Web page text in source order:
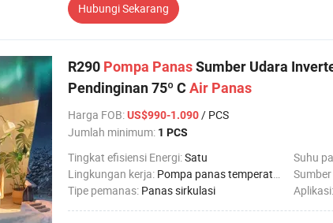
Hubungi Sekarang
R290 Pompa PanasSumber Udara
Pendinginan 75º C Air Panas
Harga FOB:US$990-1.090/ PCS
Jumlah minimum: 1 PCS
Tingkat efisiensi Energi:Satu Suhu
Lingkungan kerja: Pompa panas temperatur rendah
Tipe pemanas: Panas sirkulasi Aplikasi: